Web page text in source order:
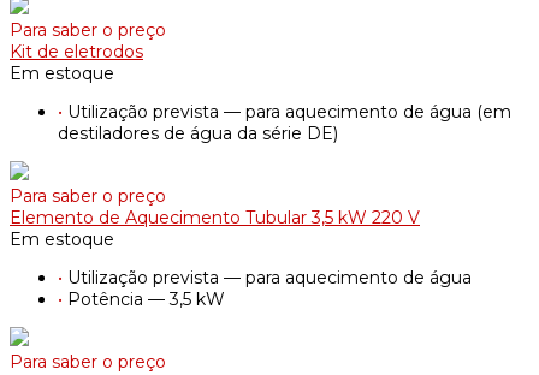
Para saber o preço
Kit de eletrodos
Em estoque
• Utilização prevista — para aquecimento de água (em
destiladores de água da série DE)
Para saber o preço
Elemento de Aquecimento Tubular 3,5 kW 220 V
Em estoque
• Utilização prevista — para aquecimento de água
• Potência — 3,5 kW
Para saber o preço